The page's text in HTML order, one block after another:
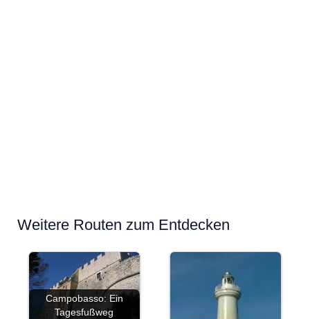
Weitere Routen zum Entdecken
Campobasso: Ein
Tagesfußweg